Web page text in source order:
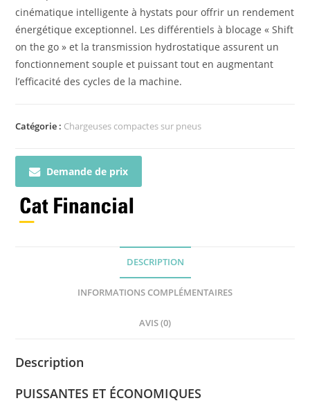
cinématique intelligente à hystats pour offrir un rendement
énergétique exceptionnel. Les différentiels à blocage « Shift
on the go » et la transmission hydrostatique assurent un
fonctionnement souple et puissant tout en augmentant
l’efficacité des cycles de la machine.
Catégorie : Chargeuses compactes sur pneus
Demande de prix
DESCRIPTION
INFORMATIONS COMPLÉMENTAIRES
AVIS (0)
Description
PUISSANTES ET ÉCONOMIQUES